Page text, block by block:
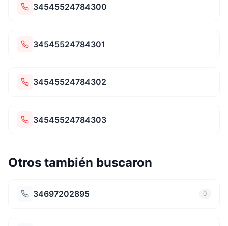
34545524784300
34545524784301
34545524784302
34545524784303
Otros también buscaron
34697202895 0